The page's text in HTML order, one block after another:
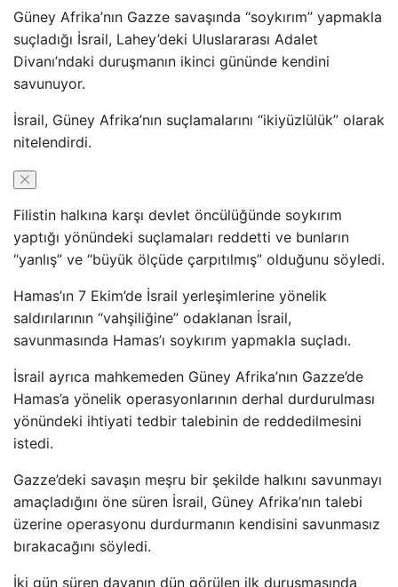
Güney Afrika’nın Gazze savaşında “soykırım” yapmakla
suçladığı İsrail, Lahey’deki Uluslararası Adalet
Divanı’ndaki duruşmanın ikinci gününde kendini
savunuyor.
İsrail, Güney Afrika’nın suçlamalarını “ikiyüzlülük” olarak
nitelendirdi.
Filistin halkına karşı devlet öncülüğünde soykırım
yaptığı yönündeki suçlamaları reddetti ve bunların
“yanlış” ve “büyük ölçüde çarpıtılmış” olduğunu söyledi.
Hamas’ın 7 Ekim’de İsrail yerleşimlerine yönelik
saldırılarının “vahşiliğine” odaklanan İsrail,
savunmasında Hamas’ı soykırım yapmakla suçladı.
İsrail ayrıca mahkemeden Güney Afrika’nın Gazze’de
Hamas’a yönelik operasyonlarının derhal durdurulması
yönündeki ihtiyati tedbir talebinin de reddedilmesini
istedi.
Gazze’deki savaşın meşru bir şekilde halkını savunmayı
amaçladığını öne süren İsrail, Güney Afrika’nın talebi
üzerine operasyonu durdurmanın kendisini savunmasız
bırakacağını söyledi.
İki gün süren davanın dün görülen ilk duruşmasında